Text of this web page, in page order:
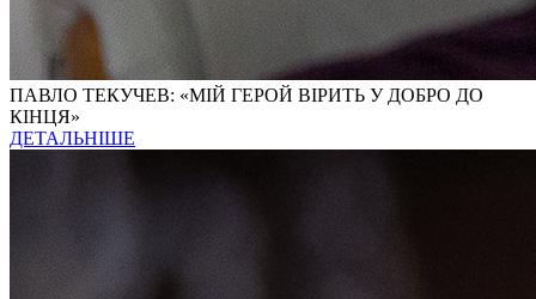
ПАВЛО ТЕКУЧЕВ: «МІЙ ГЕРОЙ ВІРИТЬ У ДОБРО ДО
КІНЦЯ»
ДЕТАЛЬНІШЕ